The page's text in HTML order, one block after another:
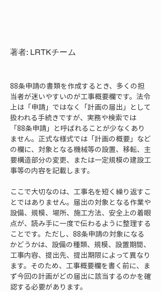
著者: LRTKチーム
88条申請の書類を作成するとき、多くの担
当者が迷いやすいのが工事概要欄です。法令
上は「申請」ではなく「計画の届出」として
扱われる手続きですが、実務や検索では
「88条申請」と呼ばれることが少なくあり
ません。正式な様式では「計画の概要」など
の欄に、対象となる機械等の設置、移転、主
要構造部分の変更、または一定規模の建設工
事等の内容を記載します。
ここで大切なのは、工事名を短く繰り返すこ
とではありません。届出の対象となる作業や
設備、規模、場所、施工方法、安全上の着眼
点が、読み手に一度で伝わるように整理する
ことです。ただし、88条申請の対象になる
かどうかは、設備の種類、規模、設置期間、
工事内容、提出先、提出期限によって異なり
ます。そのため、工事概要欄を書く前に、ま
ず今回の計画がどの届出に該当するのかを確
認する必要があります。